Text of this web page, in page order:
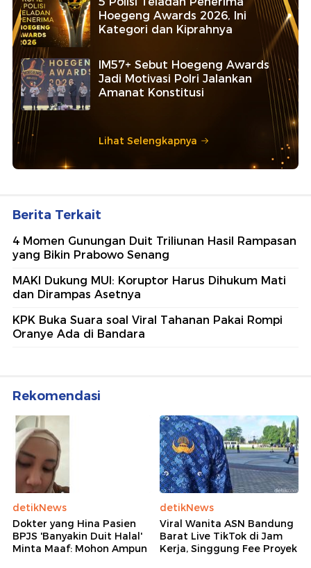
Hoegeng Awards 2026, Ini
Kategori dan Kiprahnya
IM57+ Sebut Hoegeng Awards
Jadi Motivasi Polri Jalankan
Amanat Konstitusi
Lihat Selengkapnya
Berita Terkait
4 Momen Gunungan Duit Triliunan Hasil Rampasan
yang Bikin Prabowo Senang
MAKI Dukung MUI: Koruptor Harus Dihukum Mati
dan Dirampas Asetnya
KPK Buka Suara soal Viral Tahanan Pakai Rompi
Oranye Ada di Bandara
Rekomendasi
detikNews
Dokter yang Hina Pasien
BPJS 'Banyakin Duit Halal'
Minta Maaf: Mohon Ampun
detikNews
Viral Wanita ASN Bandung
Barat Live TikTok di Jam
Kerja, Singgung Fee Proyek